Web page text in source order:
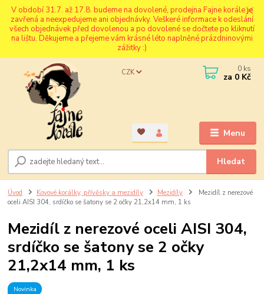
V období 31.7. až 17.8. budeme na dovolené, prodejna Fajne korále je
zavřená a neexpedujeme ani objednávky. Veškeré informace k odeslání
všech objednávek před dovolenou a po dovolené se dočtete po kliknutí
na lištu. Děkujeme a přejeme vám krásné léto naplněné prázdninovými
zážitky :)
Menu
CZK
Hledat
0 ks
za 0 Kč
Úvod Kovové korálky, přívěsky a mezidíly Mezidíly
Mezidíl z nerezové
oceli AISI 304, srdíčko se šatony se 2 očky 21,2x14 mm, 1 ks
Mezidíl z nerezové oceli AISI 304,
srdíčko se šatony se 2 očky
21,2x14 mm, 1 ks
Novinka